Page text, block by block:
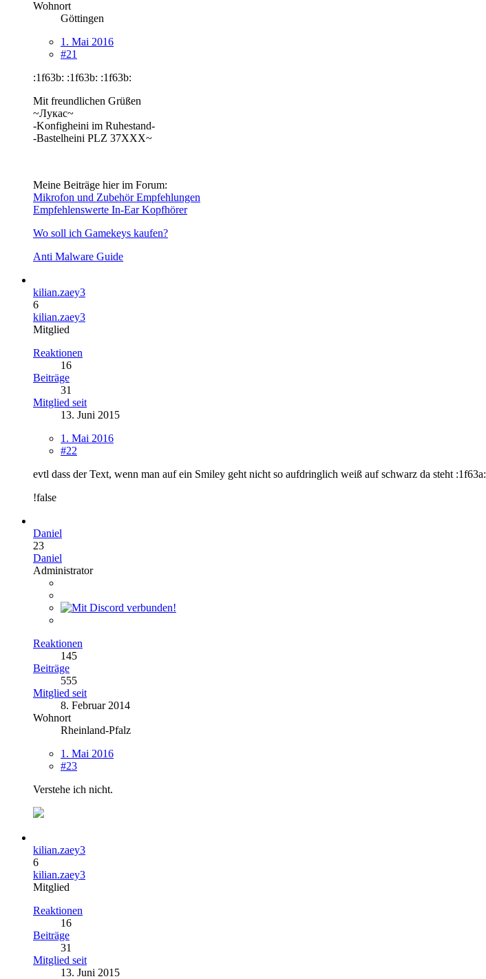
Wohnort
Göttingen
1. Mai 2016
#21
:1f63b: :1f63b: :1f63b:
Mit freundlichen Grüßen
~Лукас~
-Konfigheini im Ruhestand-
-Bastelheini PLZ 37XXX~
Meine Beiträge hier im Forum:
Mikrofon und Zubehör Empfehlungen
Empfehlenswerte In-Ear Kopfhörer
Wo soll ich Gamekeys kaufen?
Anti Malware Guide
kilian.zaey3
6
kilian.zaey3
Mitglied
Reaktionen
16
Beiträge
31
Mitglied seit
13. Juni 2015
1. Mai 2016
#22
evtl dass der Text, wenn man auf ein Smiley geht nicht so aufdringlich weiß auf schwarz da steht :1f63a:
!false
Daniel
23
Daniel
Administrator
Reaktionen
145
Beiträge
555
Mitglied seit
8. Februar 2014
Wohnort
Rheinland-Pfalz
1. Mai 2016
#23
Verstehe ich nicht.
kilian.zaey3
6
kilian.zaey3
Mitglied
Reaktionen
16
Beiträge
31
Mitglied seit
13. Juni 2015